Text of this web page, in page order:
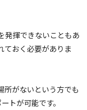
発揮できないこともあ
ておく必要がありま
所がないという方でも
トが可能です。